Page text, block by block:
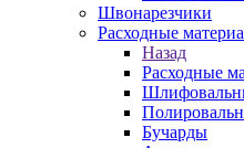
Швонарезчики
Расходные
Назад
Расходные
Бучарды